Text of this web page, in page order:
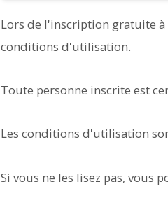
Lors de l'inscription gratuite
conditions d'utilisation.
Toute personne inscrite est
Les conditions d'utilisation
Si vous ne les lisez pas, vous